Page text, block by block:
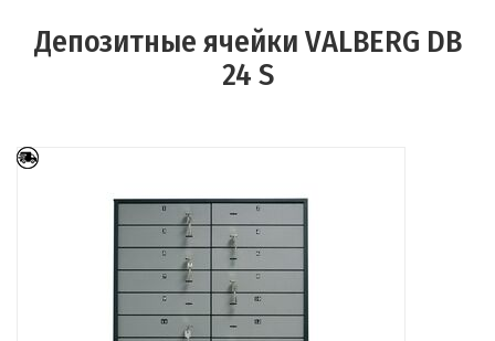
Депозитные ячейки VALBERG DB
24 S